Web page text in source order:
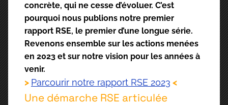
concrète, qui ne cesse d’évoluer. C’est
pourquoi nous publions notre premier
rapport RSE, le premier d’une longue série.
Revenons ensemble sur les actions menées
en 2023 et sur notre vision pour les années à
venir.
> Parcourir notre rapport RSE 2023 <
Une démarche RSE articulée